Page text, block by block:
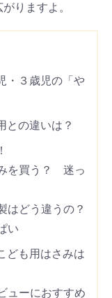
りますよ。
・３歳児の「や
の違いは？
を買う？ 迷っ
はどう違うの？
い
ども用はさみは
ューにおすすめ